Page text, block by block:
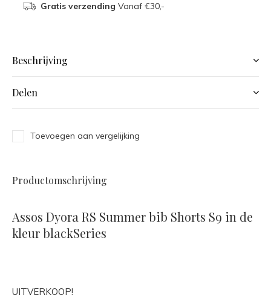
Gratis verzending Vanaf €30,-
Beschrijving
Delen
Toevoegen aan vergelijking
Productomschrijving
Assos Dyora RS Summer bib Shorts S9 in de
kleur blackSeries
UITVERKOOP!